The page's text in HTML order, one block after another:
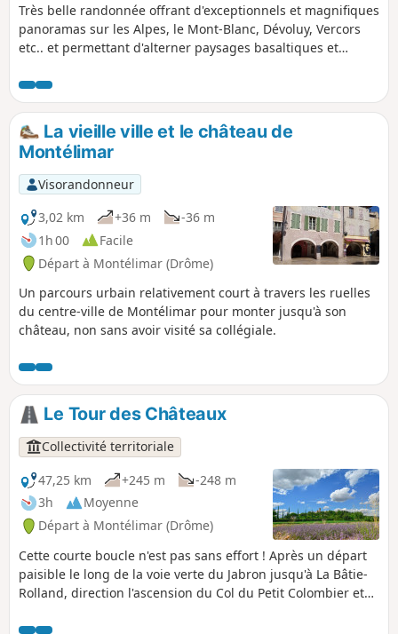
Très belle randonnée offrant d'exceptionnels et magnifiques
panoramas sur les Alpes, le Mont-Blanc, Dévoluy, Vercors
etc.. et permettant d'alterner paysages basaltiques et
tombe antique que l'on ne manquera pas de visiter.
La vieille ville et le château de
Montélimar
Visorandonneur
3,02 km
+36 m
-36 m
1h 00
Facile
Départ à Montélimar (Drôme)
Un parcours urbain relativement court à travers les ruelles
du centre-ville de Montélimar pour monter jusqu'à son
château, non sans avoir visité sa collégiale.
Le Tour des Châteaux
Collectivité territoriale
47,25 km
+245 m
-248 m
3h
Moyenne
Départ à Montélimar (Drôme)
Cette courte boucle n'est pas sans effort ! Après un départ
paisible le long de la voie verte du Jabron jusqu'à La Bâtie-
Rolland, direction l'ascension du Col du Petit Colombier et